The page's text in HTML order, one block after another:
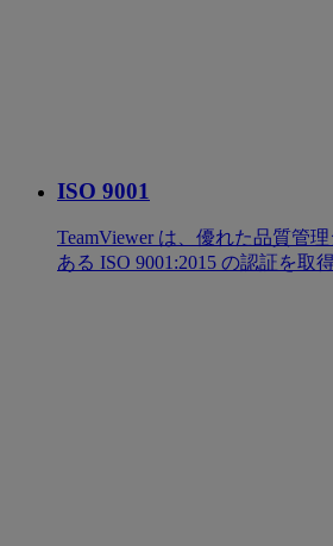
ISO 9001
TeamViewer は、優れた品質管
ある ISO 9001:2015 の認証を取